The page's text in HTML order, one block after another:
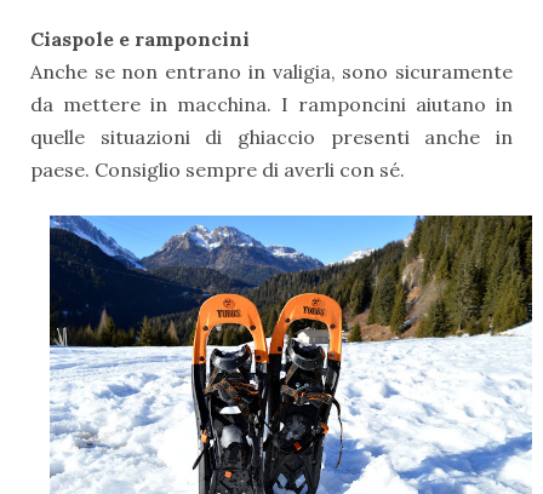
Ciaspole e ramponcini
Anche se non entrano in valigia, sono sicuramente
da mettere in macchina. I ramponcini aiutano in
quelle situazioni di ghiaccio presenti anche in
paese. Consiglio sempre di averli con sé.